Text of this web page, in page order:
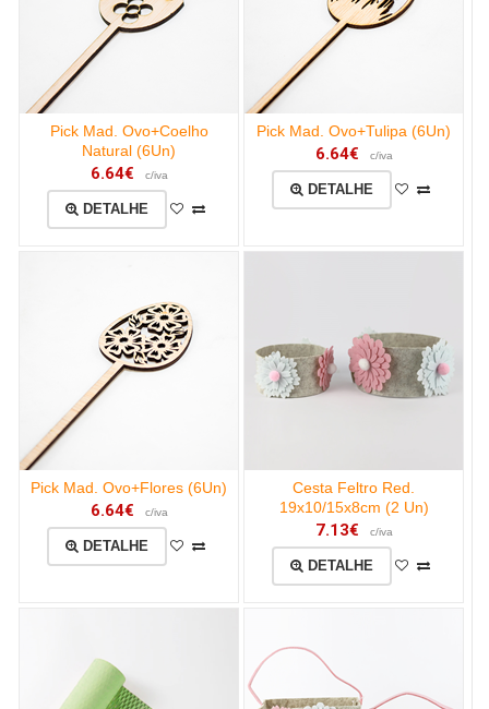
Pick Mad. Ovo+Coelho
Natural (6Un)
6.64€ c/iva
DETALHE
Pick Mad. Ovo+Tulipa (6Un)
6.64€ c/iva
DETALHE
Pick Mad. Ovo+Flores (6Un)
6.64€ c/iva
DETALHE
Cesta Feltro Red.
19x10/15x8cm (2 Un)
7.13€ c/iva
DETALHE